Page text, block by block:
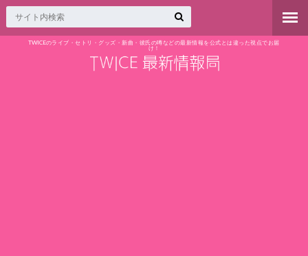
TWICEのライブ・セトリ・グッズ・新曲・彼氏の噂などの最新情報を公式とは違った視点でお届
け！